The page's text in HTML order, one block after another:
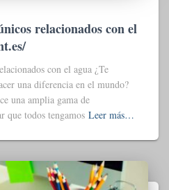
relacionados con el
con el agua ¿Te
una diferencia en el mundo?
una amplia gama de
que todos tengamos Leer más…